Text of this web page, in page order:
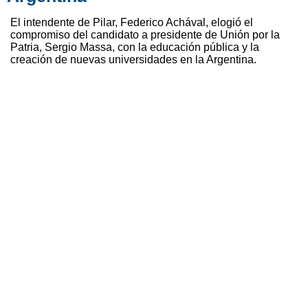
El intendente de Pilar, Federico Achával, elogió el
compromiso del candidato a presidente de Unión por la
Patria, Sergio Massa, con la educación pública y la
creación de nuevas universidades en la Argentina.